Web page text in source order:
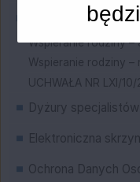
Wspieranie rodziny
Wspieranie rodziny
Wspieranie rodziny
UCHWAŁA NR LXI/
Dyżury specjalistów
Elektroniczna
Ochrona Danych